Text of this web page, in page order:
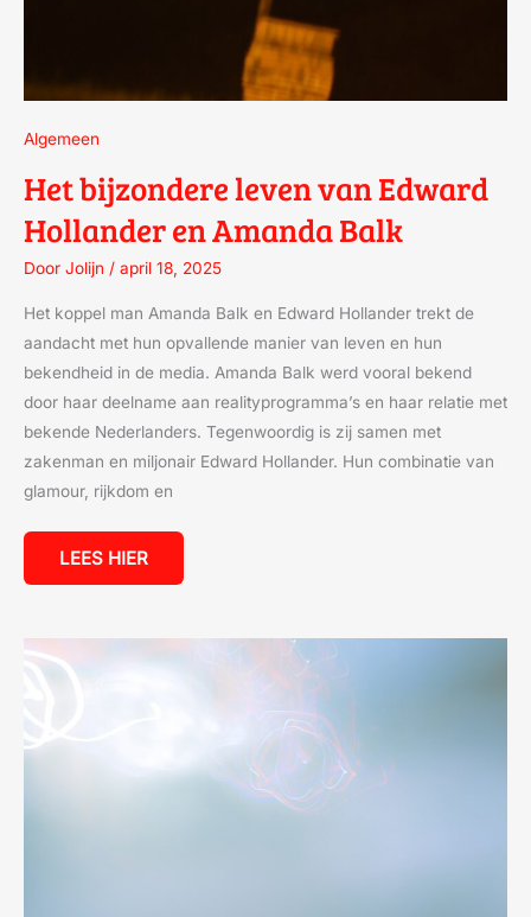
Algemeen
Het bijzondere leven van Edward
Hollander en Amanda Balk
Door Jolijn / april 18, 2025
Het koppel man Amanda Balk en Edward Hollander trekt de
aandacht met hun opvallende manier van leven en hun
bekendheid in de media. Amanda Balk werd vooral bekend
door haar deelname aan realityprogramma’s en haar relatie met
bekende Nederlanders. Tegenwoordig is zij samen met
zakenman en miljonair Edward Hollander. Hun combinatie van
glamour, rijkdom en
LEES HIER
KWEBBELKOP
EEN